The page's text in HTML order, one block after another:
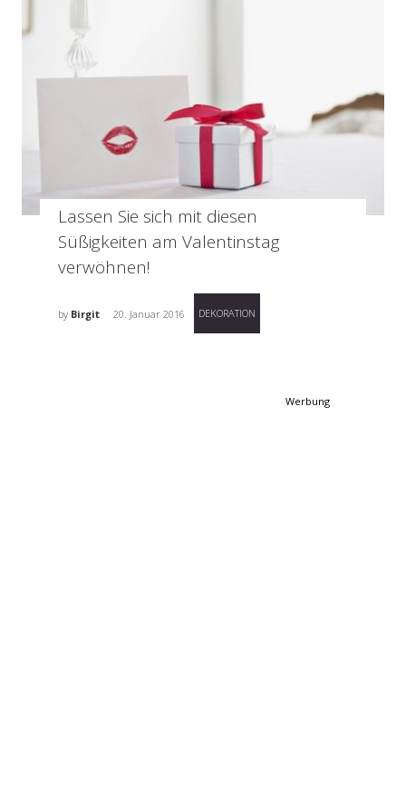
Lassen Sie sich mit diesen
Süßigkeiten am Valentinstag
verwöhnen!
by Birgit 20. Januar 2016 DEKORATION
Werbung